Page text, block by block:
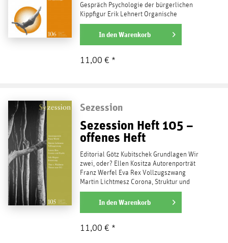
Gespräch Psychologie der bürgerlichen
Kippfigur Erik Lehnert Organische
Intellektuelle und...
weiterlesen
In denWarenkorb
11,00 € *
Sezession
Sezession Heft 105 –
offenes Heft
Editorial Götz Kubitschek Grundlagen Wir
zwei, oder? Ellen Kositza Autorenporträt
Franz Werfel Eva Rex Vollzugszwang
Martin Lichtmesz Corona, Struktur und
Psyche Lorenz Bien Die...
weiterlesen
In denWarenkorb
11,00 € *